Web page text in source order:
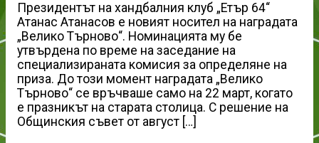
Президентът на хандбалния клуб „Етър 64“
Атанас Атанасов е новият носител на наградата
„Велико Търново“. Номинацията му бе
утвърдена по време на заседание на
специализираната комисия за определяне на
приза. До този момент наградата „Велико
Търново“ се връчваше само на 22 март, когато
е празникът на старата столица. С решение на
Общинския съвет от август […]